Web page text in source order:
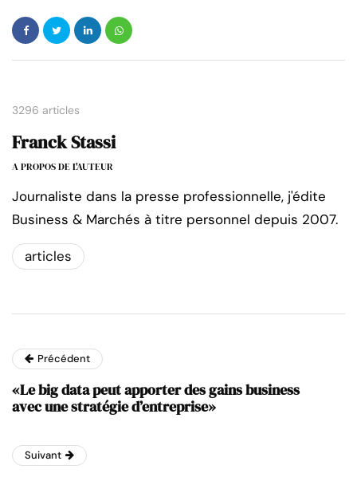
3296 articles
Franck Stassi
A PROPOS DE L'AUTEUR
Journaliste dans la presse professionnelle, j'édite
Business & Marchés à titre personnel depuis 2007.
articles
Précédent
«Le big data peut apporter des gains business
avec une stratégie d’entreprise»
Suivant